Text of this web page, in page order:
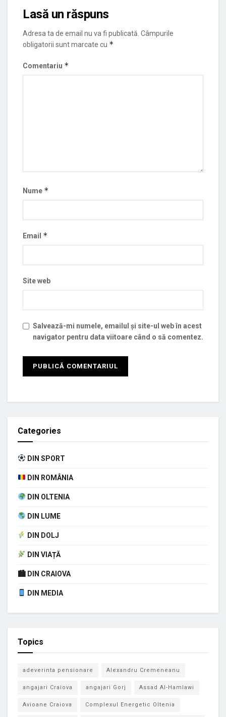
Lasă un răspuns
Adresa ta de email nu va fi publicată. Câmpurile
obligatorii sunt marcate cu *
Comentariu *
Nume *
Email *
Site web
Salvează-mi numele, emailul și site-ul web în acest
navigator pentru data viitoare când o să comentez.
Categories
DIN SPORT
DIN ROMÂNIA
DIN OLTENIA
DIN LUME
DIN DOLJ
DIN VIAȚĂ
🏙 DIN CRAIOVA
DIN MEDIA
Topics
adeverinta pensionare Alexandru Cremeneanu
angajari Craiova angajari Gorj Assad Al-Hamlawi
Avioane Craiova Complexul Energetic Oltenia